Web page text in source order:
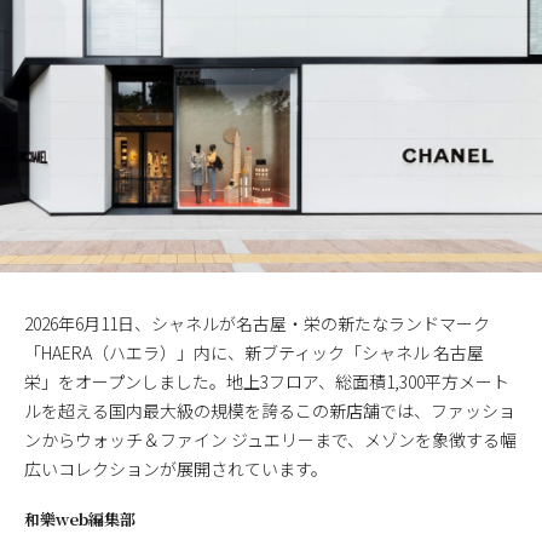
2026年6月11日、シャネルが名古屋・栄の新たなランドマーク
「HAERA（ハエラ）」内に、新ブティック「シャネル 名古屋
栄」をオープンしました。地上3フロア、総面積1,300平方メート
ルを超える国内最大級の規模を誇るこの新店舗では、ファッショ
ンからウォッチ＆ファイン ジュエリーまで、メゾンを象徴する幅
広いコレクションが展開されています。
和樂web編集部